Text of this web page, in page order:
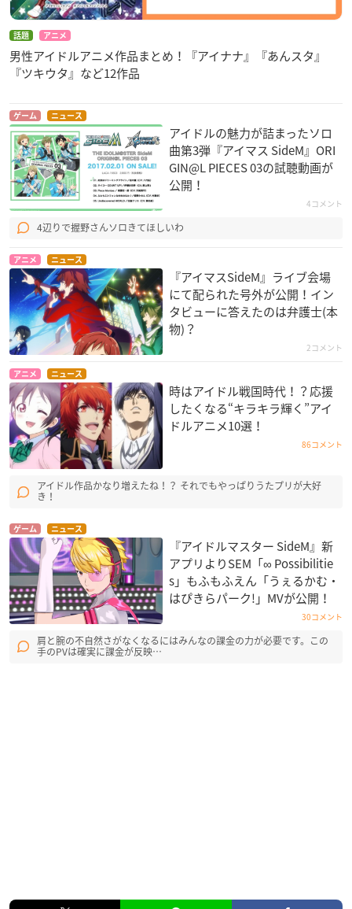
話題 アニメ
男性アイドルアニメ作品まとめ！『アイナナ』『あんスタ』
『ツキウタ』など12作品
ゲーム ニュース
アイドルの魅力が詰まったソロ
曲第3弾『アイマス SideM』ORI
GIN@L PIECES 03の試聴動画が
公開！
4コメント
4辺りで握野さんソロきてほしいわ
アニメ ニュース
『アイマスSideM』ライブ会場
にて配られた号外が公開！イン
タビューに答えたのは弁護士(本
物)？
2コメント
アニメ ニュース
時はアイドル戦国時代！？応援
したくなる“キラキラ輝く”アイ
ドルアニメ10選！
86コメント
アイドル作品かなり増えたね！？ それでもやっぱりうたプリが大好
き！
ゲーム ニュース
『アイドルマスター SideM』新
アプリよりSEM「∞ Possibilitie
s」もふもふえん「うぇるかむ・
はぴきらパーク!」MVが公開！
30コメント
肩と腕の不自然さがなくなるにはみんなの課金の力が必要です。この
手のPVは確実に課金が反映…